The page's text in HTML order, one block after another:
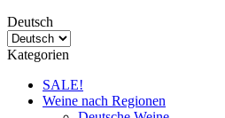
Deutsch
Kategorien
SALE!
Weine nach Regionen